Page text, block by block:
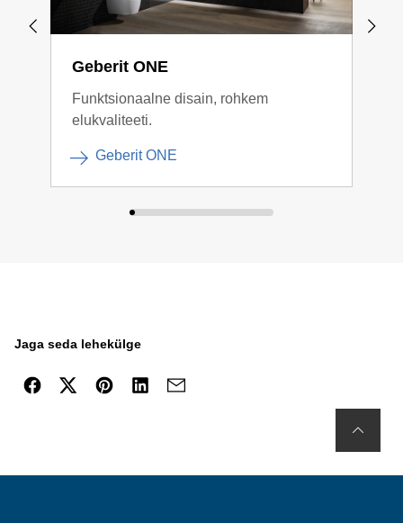
Geberit ONE
Funktsionaalne disain, rohkem
elukvaliteeti.
Geberit ONE
Jaga seda lehekülge